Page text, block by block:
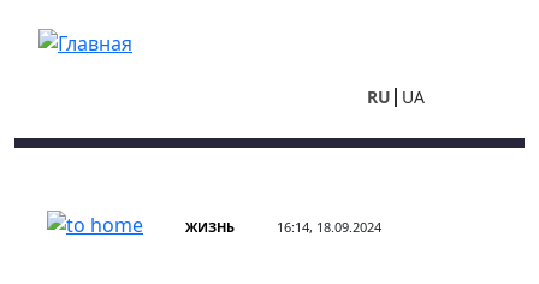
RU UA
ЖИЗНЬ 16:14, 18.09.2024